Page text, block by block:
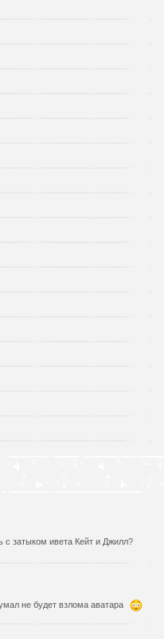
с затыком ивета Кейт и Джилл?
не будет взлома аватара